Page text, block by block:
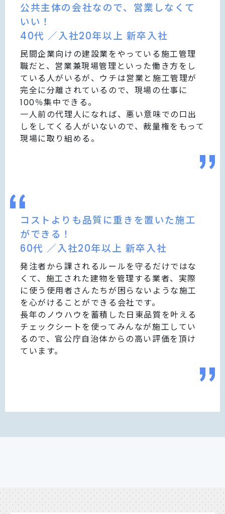
公共主体の会社なので、営業しなくて
いい！
40代 ／入社20年以上 新卒入社
民間企業向けの建設業をやっている施工管理
職だと、営業兼現場管理といった働き方をし
ている人がいるが、ウチは営業と施工管理が
完全に分離されているので、現場の仕事に
100％集中できる。
一人前の代理人になれば、悪い意味での口出
しをしてくる人がいないので、裁量権をもって
現場に取り組める。
コストよりも品質に重きを置いた施工
ができる！
60代 ／入社20年以上 新卒入社
発注者から課されるルールを守るだけではな
くて、施工された建物を管理する業者、実際
に使う使用者さんたちが困らないような施工
を心がけることができる会社です。
長年のノウハウを蓄積した日東品質を叶える
チェックシートを使ってみんなが施工してい
るので、官公庁自治体からの高い評価を頂け
ています。